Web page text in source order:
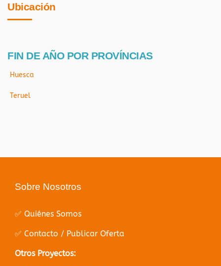
Ubicación
FIN DE AÑO POR PROVÍNCIAS
Huesca
Teruel
Sobre Nosotros
✅ Quiénes Somos
✅ Contacto / Publicar Oferta
Otros Proyectos: